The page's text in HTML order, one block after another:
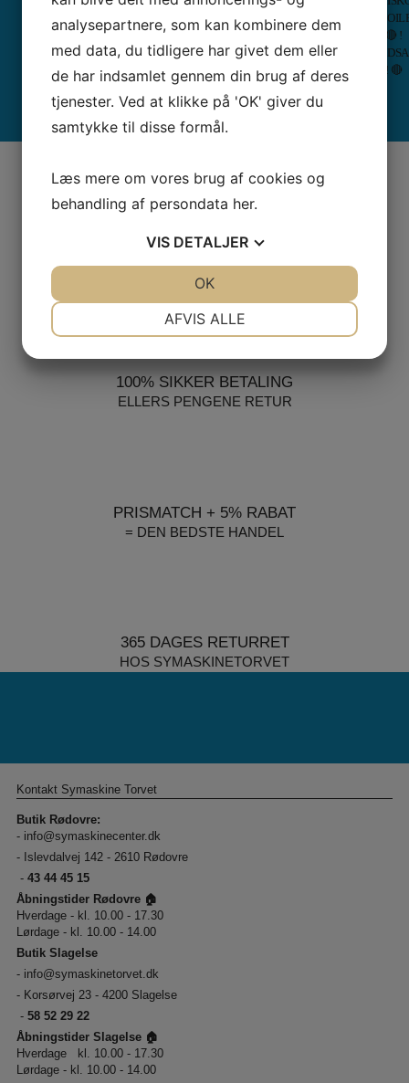
TIL BØRN
OVERLOCKERE
TRÅDNINGCOVERLOCKEREBRODERIMASKINER
BRUGTMARKED
Overlockere
Broderimaskiner
–
🔴 !
! 🔴
× LUK
SE VORES ANMELDELSER PÅ TRUSTPILOT
Trustpilot
SIKKER HANDEL PÅ SYMASKINETORVET.DK
GRATIS LEVERING VED 399,-
PÅ KUN 1-2 HVERDAGE
100% SIKKER BETALING
ELLERS PENGENE RETUR
PRISMATCH + 5% RABAT
= DEN BEDSTE HANDEL
365 DAGES RETURRET
HOS SYMASKINETORVET
Kontakt Symaskine Torvet
Butik Rødovre:
- info@symaskinecenter.dk
- Islevdalvej 142 - 2610 Rødovre
- 43 44 45 15
Åbningstider Rødovre 🏠
Hverdage - kl. 10.00 - 17.30
Lørdage - kl. 10.00 - 14.00
Butik Slagelse
- info@symaskinetorvet.dk
- Korsørvej 23 - 4200 Slagelse
- 58 52 29 22
Åbningstider Slagelse 🏠
Hverdage kl. 10.00 - 17.30
Lørdage - kl. 10.00 - 14.00
analysepartnere, som kan kombinere dem
med data, du tidligere har givet dem eller
de har indsamlet gennem din brug af deres
tjenester. Ved at klikke på 'OK' giver du
samtykke til disse formål.
Læs mere om vores brug af cookies og
behandling af persondata her.
VIS DETALJER
MARKETING STATISTIK
AFVIS ALLE
OK